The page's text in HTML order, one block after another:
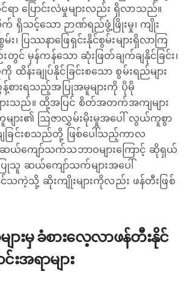
ာ ပြောင်းလဲမှုများလည်း ရှိလာသည်။
င့်သော ဉာဏ်ရည်ဖွံ့ဖြိုးမှု၊ ကျိုး
း၊ ပြဿနာဖြေရှင်းနိုင်စွမ်းများရှိလာကြ
င် မှန်ကန်သော ဆုံးဖြတ်ချက်ချနိုင်ခြင်း၊
န်းချုပ်နိုင်ခြင်းစသော စွမ်းရည်များ
န့်စားရသည့်အပြုအမူများကို ပိုမို
ားသည်။ ထို့အပြင် စိတ်အတက်အကျများ
များ၏ ဩဇာလွှမ်းမိုးမှုအပေါ် လွယ်ကူစွာ
ျခြင်းစသည်တို့ ဖြစ်ပေါ်သည့်ကာလ
ယ်ကျော်သက်သဘာဝများကြောင့် ဆိုရှယ်
သူ ဆယ်ကျော်သက်များအပေါ်
နိုင်သကဲ့သို့ ဆိုးကျိုးများကိုလည်း ဖန်တီးဖြစ်
ားမှ ခံစားလေ့လာဖန်တီးနိုင်
အရာများ